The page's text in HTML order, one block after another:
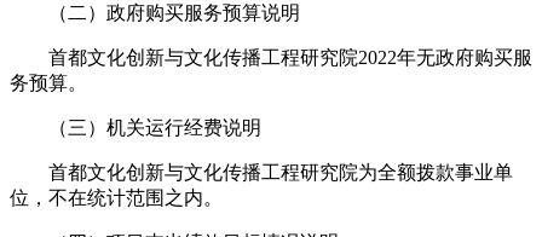
（二）政府购买服务预算说明
首都文化创新与文化传播工程研究院2022年无政府购买服
务预算。
（三）机关运行经费说明
首都文化创新与文化传播工程研究院为全额拨款事业单
位，不在统计范围之内。